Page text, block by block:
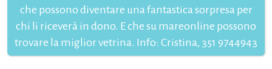
che possono diventare una fantastica sorpresa per
chi li riceverà in dono. E che su mareonline possono
trovare la miglior vetrina. Info: Cristina, 351 9744943